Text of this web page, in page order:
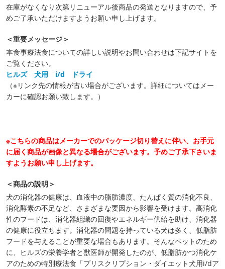
在庫がなくなり次第リニューアル後商品の発送となりますので、予
めご了承いただけますようお願い申し上げます。
＜重要メッセージ＞
本食事療法食についての詳しい説明やお問い合わせは下記サイトを
ご覧ください。
ヒルズ 犬用 i/d ドライ
（※リンク先の情報が古い場合がございます。詳細についてはメー
カーに確認お願い致します。）
※こちらの商品はメーカーでのパッケージ切り替えに伴い、お手元
に届く商品が画像と異なる場合がございます。予めご了承下さいま
すようお願い申し上げます。
＜商品の説明＞
犬の消化器の健康は、血液中の脂肪濃度、たんぱく質の消化不良、
消化酵素の不足など、さまざまな要因から影響を受けます。高消化
性のフードは、消化器組織の回復やエネルギー供給を助け、消化器
の健康に役立ちます。消化器の問題を持っている犬は多く、低脂肪
フードを与えることが重要な場合もあります。そんなペットのため
に、ヒルズの栄養学者と獣医師が開発したのが、低脂肪かつ消化ケ
アのための特別療法食「プリスクリプション・ダイエット犬用i/dア